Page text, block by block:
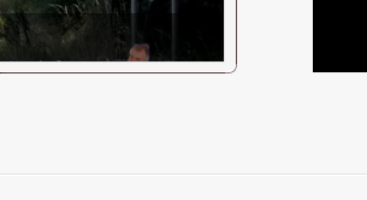
od Vysokova až po
Ostatní silnice jsou jen látány